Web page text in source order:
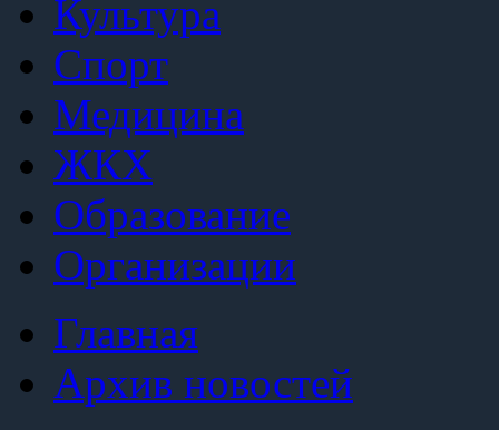
Культура
Спорт
Медицина
ЖКХ
Образование
Организации
Главная
Архив новостей